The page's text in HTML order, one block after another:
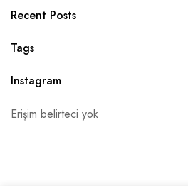
Recent Posts
Tags
Instagram
Erişim belirteci yok